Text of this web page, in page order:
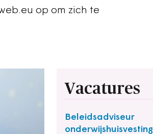
op om zich te
Vacatures
Beleidsadviseur
onderwijshuisvesting